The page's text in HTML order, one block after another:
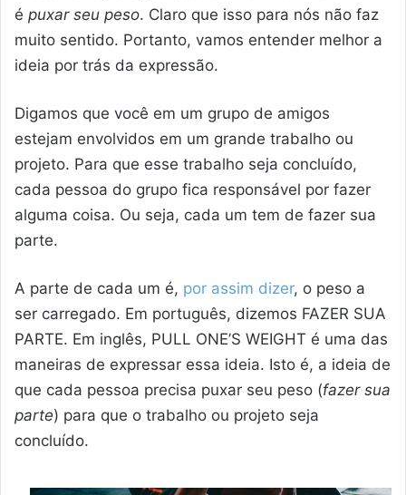
é puxar seu peso. Claro que isso para nós não faz
muito sentido. Portanto, vamos entender melhor a
ideia por trás da expressão.
Digamos que você em um grupo de amigos
estejam envolvidos em um grande trabalho ou
projeto. Para que esse trabalho seja concluído,
cada pessoa do grupo fica responsável por fazer
alguma coisa. Ou seja, cada um tem de fazer sua
parte.
A parte de cada um é, por assim dizer, o peso a
ser carregado. Em português, dizemos FAZER SUA
PARTE. Em inglês, PULL ONE’S WEIGHT é uma das
maneiras de expressar essa ideia. Isto é, a ideia de
que cada pessoa precisa puxar seu peso (fazer sua
parte) para que o trabalho ou projeto seja
concluído.